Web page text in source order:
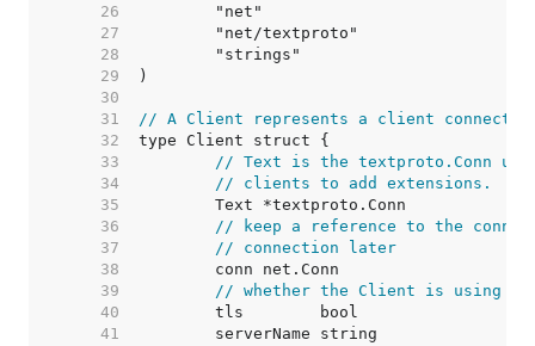
    26
    27
    28
    29
    30
    31
// A Client represents a client
    32
    33
// Text is the textproto.Conn
    34
// clients to add extensions.
    35
    36
// keep a reference to the
    37
// connection later
    38
    39
// whether the Client is using
    40
    41